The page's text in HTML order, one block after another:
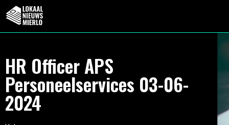
HR Officer APS
Personeelservices 03-06-
2024